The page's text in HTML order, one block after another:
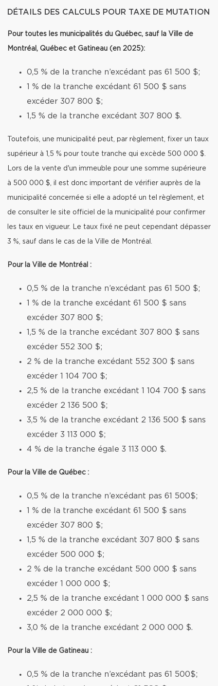
DÉTAILS DES CALCULS POUR TAXE DE MUTATION
Pour toutes les municipalités du Québec, sauf la Ville de
Montréal, Québec et Gatineau (en 2025):
0,5 % de la tranche n’excédant pas 61 500 $;
1 % de la tranche excédant 61 500 $ sans
excéder 307 800 $;
1,5 % de la tranche excédant 307 800 $.
Toutefois, une municipalité peut, par règlement, fixer un taux
supérieur à 1,5 % pour toute tranche qui excède 500 000 $.
Lors de la vente d'un immeuble pour une somme supérieure
à 500 000 $, il est donc important de vérifier auprès de la
municipalité concernée si elle a adopté un tel règlement, et
de consulter le site officiel de la municipalité pour confirmer
les taux en vigueur. Le taux fixé ne peut cependant dépasser
3 %, sauf dans le cas de la Ville de Montréal.
Pour la Ville de Montréal :
0,5 % de la tranche n’excédant pas 61 500 $;
1 % de la tranche excédant 61 500 $ sans
excéder 307 800 $;
1,5 % de la tranche excédant 307 800 $ sans
excéder 552 300 $;
2 % de la tranche excédant 552 300 $ sans
excéder 1 104 700 $;
2,5 % de la tranche excédant 1 104 700 $ sans
excéder 2 136 500 $;
3,5 % de la tranche excédant 2 136 500 $ sans
excéder 3 113 000 $;
4 % de la tranche égale 3 113 000 $.
Pour la Ville de Québec :
0,5 % de la tranche n’excédant pas 61 500$;
1 % de la tranche excédant 61 500 $ sans
excéder 307 800 $;
1,5 % de la tranche excédant 307 800 $ sans
excéder 500 000 $;
2 % de la tranche excédant 500 000 $ sans
excéder 1 000 000 $;
2,5 % de la tranche excédant 1 000 000 $ sans
excéder 2 000 000 $;
3,0 % de la tranche excédant 2 000 000 $.
Pour la Ville de Gatineau :
0,5 % de la tranche n’excédant pas 61 500$;